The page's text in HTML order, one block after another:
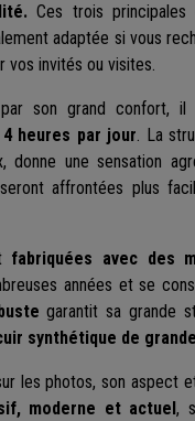
Ces trois principales
adaptée si vous
vos invités ou visites.
son grand confort,
heures par jour. La
donne une sensation
affrontées plus
fabriquées avec des
années et se
garantit sa grande
synthétique de
les photos, son aspect
moderne et actuel,